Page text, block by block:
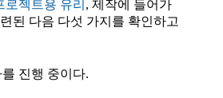
젝트용 유리 , 제작에 들어가
된 다음 다섯 가지를 확인하고
진행 중이다.